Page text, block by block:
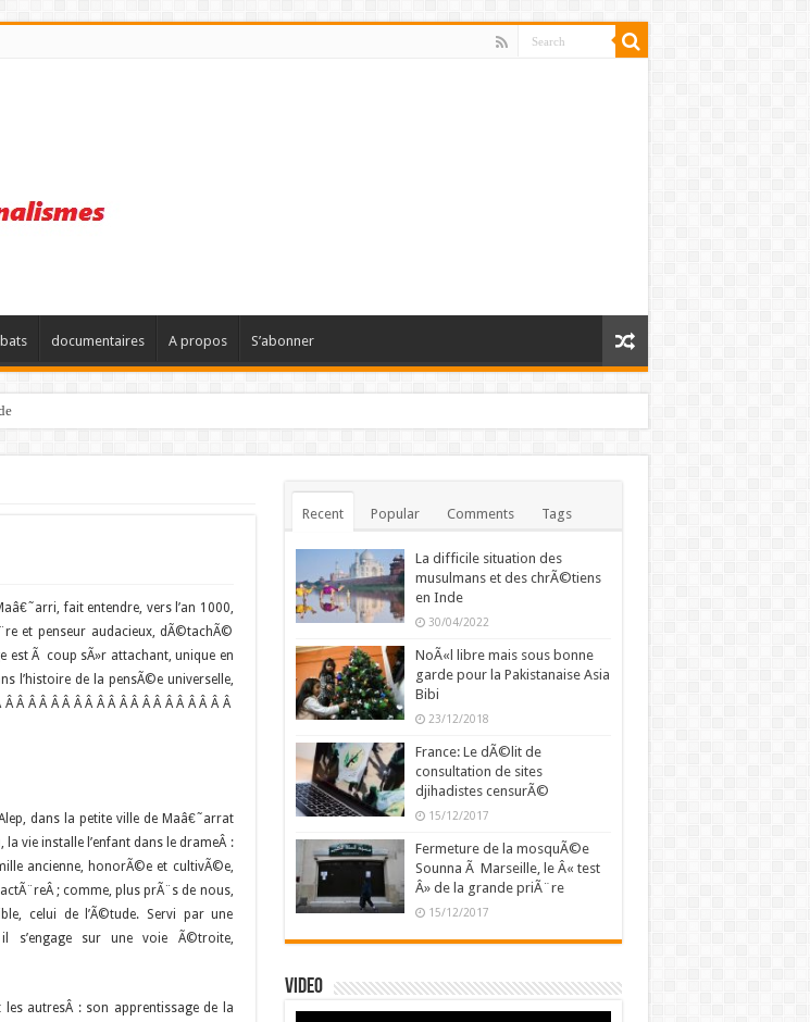
documentaires A propos S’abonner
fait entendre, vers l’an 1000,
et penseur audacieux, dÃ©tachÃ©
est Ã coup sÃ»r attachant, unique en
l’histoire de la pensÃ©e universelle,
Â Â Â Â Â Â Â Â Â Â Â Â Â Â Â Â Â Â Â
dans la petite ville de Maâ€˜arrat
vie installe l’enfant dans le drameÂ :
ancienne, honorÃ©e et cultivÃ©e,
; comme, plus prÃ¨s de nous,
celui de l’Ã©tude. Servi par une
s’engage sur une voie Ã©troite,
les autresÂ : son apprentissage de la
Recent Popular Comments Tags
La difficile situation des
musulmans et des chrÃ©tiens
en Inde
30/04/2022
NoÃ«l libre mais sous bonne
garde pour la Pakistanaise Asia
Bibi
23/12/2018
France: Le dÃ©lit de
consultation de sites
djihadistes censurÃ©
15/12/2017
Fermeture de la mosquÃ©e
Sounna Ã Marseille, le Â« test
Â» de la grande priÃ¨re
15/12/2017
Video